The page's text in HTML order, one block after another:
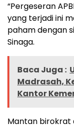
“Pergeseran
yang terjadi ini
paham dengan
Sinaga.
Baca Juga :
Madrasah,
Kantor
Mantan birokrat